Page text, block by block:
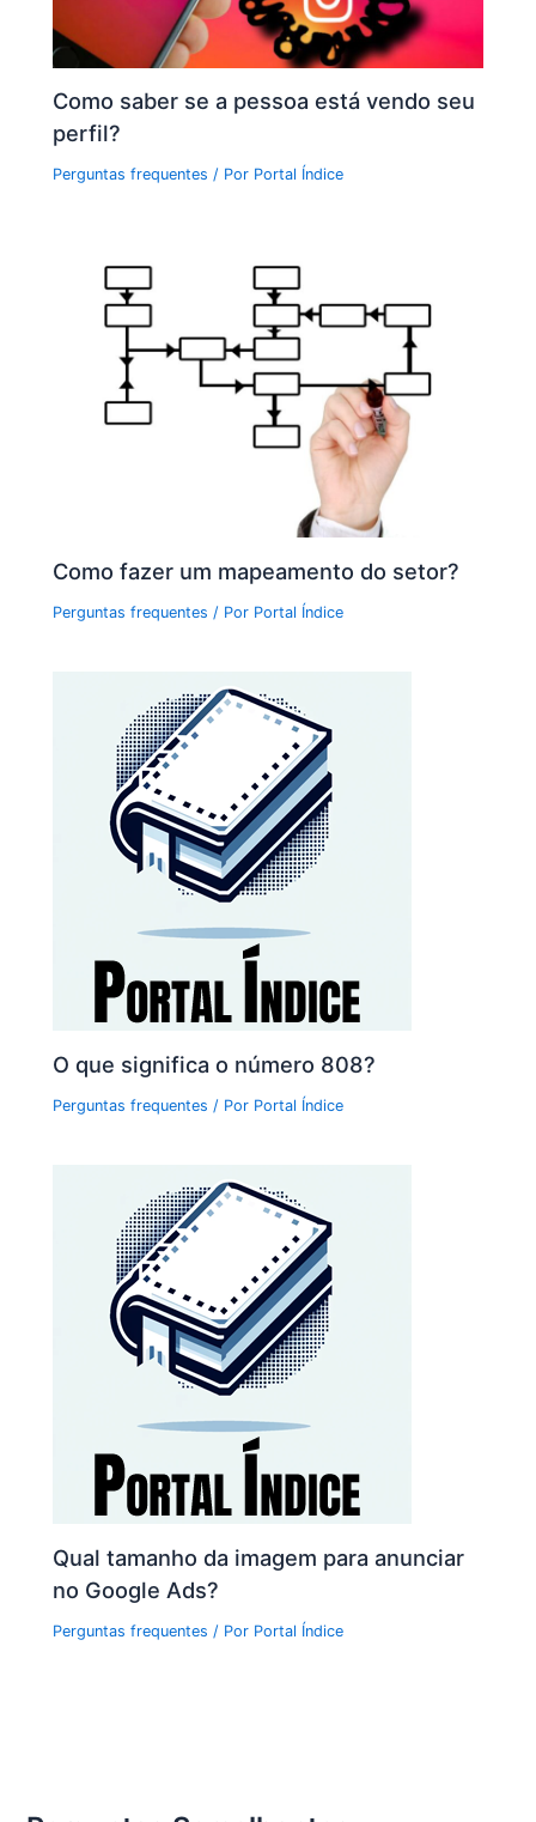
Como saber se a pessoa está vendo seu
perfil?
Perguntas frequentes / Por Portal Índice
Como fazer um mapeamento do setor?
Perguntas frequentes / Por Portal Índice
O que significa o número 808?
Perguntas frequentes / Por Portal Índice
Qual tamanho da imagem para anunciar
no Google Ads?
Perguntas frequentes / Por Portal Índice